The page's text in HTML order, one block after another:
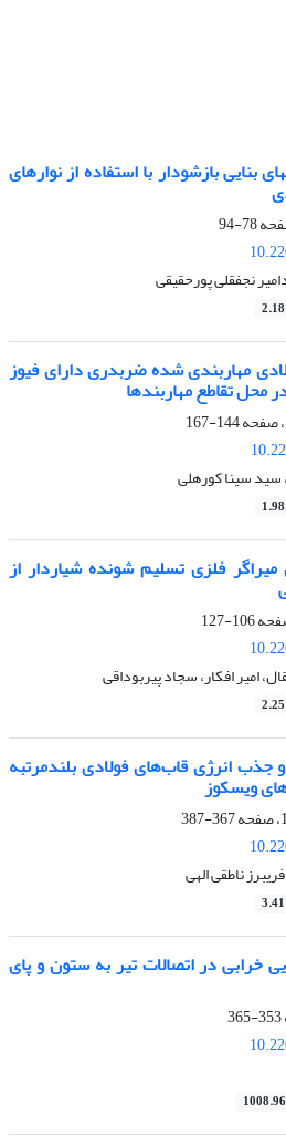
بنایی بازشودار با استفاده از نوارهای
78-94
نجفقلی پورحقیقی
مهاربندی شده ضربدری دارای فیوز
تقاطع مهاربندها
144-167
سید سینا کورهلی
فلزی تسلیم شونده شیاردار از
106-127
امیر افکار، سجاد پیربوداقی
جذب انرژی قاب‌های فولادی بلندمرتبه
ویسکوز
367-387
ناطقی الهی
خرابی در اتصالات تیر به ستون و پای
353-365